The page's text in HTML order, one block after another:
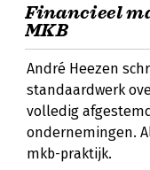
Financieel
MKB
André Heezen
standaardwerk
volledig
ondernemingen.
mkb-praktijk.